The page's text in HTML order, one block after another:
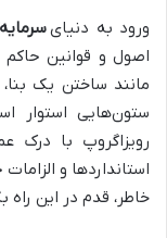
ورود به دنیای
اصول و قوانین
مانند ساختن یک
ستون‌هایی استوار
رویزاگروپ با درک
استانداردها و
خاطر، قدم در این راه